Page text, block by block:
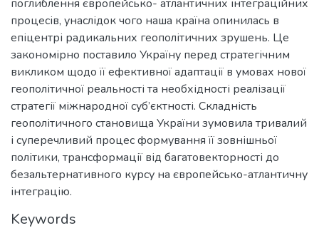
поглиблення європейсько- атлантичних інтеграційних
процесів, унаслідок чого наша країна опинилась в
епіцентрі радикальних геополітичних зрушень. Це
закономірно поставило Україну перед стратегічним
викликом щодо її ефективної адаптації в умовах нової
геополітичної реальності та необхідності реалізації
стратегії міжнародної суб’єктності. Складність
геополітичного становища України зумовила тривалий
і суперечливий процес формування її зовнішньої
політики, трансформації від багатовекторності до
безальтернативного курсу на європейсько-атлантичну
інтеграцію.
Keywords